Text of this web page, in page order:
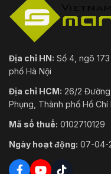
Địa chỉ HN: Số 4, ngõ
phố Hà Nội
Địa chỉ HCM: 26/2
Phụng, Thành phố Hồ Chí
Mã số thuế: 0102710129
Ngày hoạt động: 07-04-